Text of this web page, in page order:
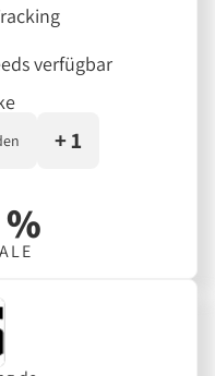
verfügbar
+ 1